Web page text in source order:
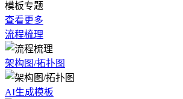
模板专题
查看更多
流程梳理
架构图/拓扑图
AI生成模板